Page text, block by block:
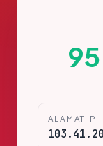
95
ALAMAT IP